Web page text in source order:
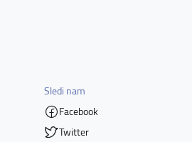
Sledi nam
Facebook
Twitter